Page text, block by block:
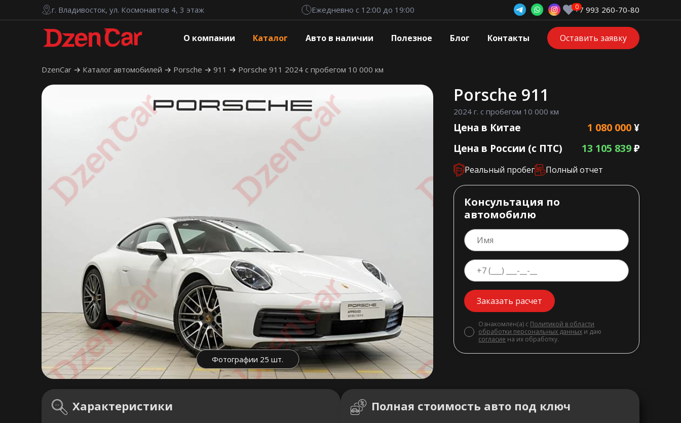
г. Владивосток, ул. Космонавтов 4, 3 этаж Ежедневно с 12:00 до 19:00 +7 993 260-70-80
О компании Каталог Авто в наличии Полезное Блог Контакты Оставить заявку
DzenCar Каталог автомобилей Porsche 911 Porsche 911 2024 с пробегом 10 000 км
Фотографии 25 шт.
Porsche 911
2024 г. с пробегом 10 000 км
Цена в Китае 1 080 000¥
Цена в России (с ПТС)
13 105 839₽
Реальный пробег Полный отчет
Консультация по
автомобилю
Заказать расчет
Ознакомлен(а) с Политикой в области
обработки персональных данных и даю
согласие на их обработку.
Характеристики Полная стоимость авто под ключ